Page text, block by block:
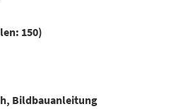
150)
Bildbauanleitung